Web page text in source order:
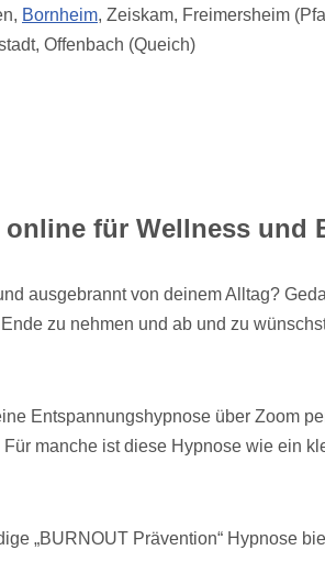
Bornheim, Zeiskam, Freimersheim
Offenbach (Queich)
online für Wellness und
ausgebrannt von deinem Alltag?
zu nehmen und ab und zu
Entspannungshypnose über Zoom
Für manche ist diese Hypnose wie ein
„BURNOUT Prävention“ Hypnose